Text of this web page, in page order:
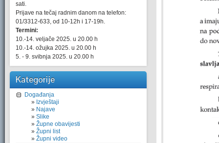
sati.
Prijave na tečaj radnim danom na telefon:
01/3312-633, od 10-12h i 17-19h.
Termini:
10.-14. veljače 2025. u 20.00 h
10.-14. ožujka 2025. u 20.00 h
5. - 9. svibnja 2025. u 20.00 h
Kategorije
Događanja
Izvještaji
Najave
Slike
Župne obavijesti
Župni list
Župni video